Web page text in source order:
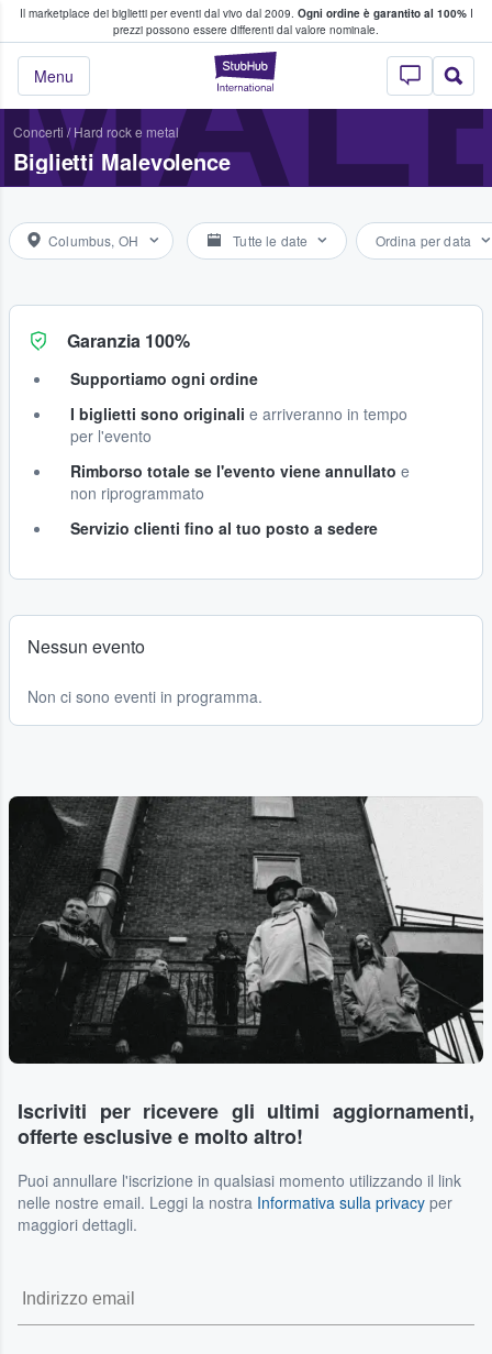
Il marketplace dei biglietti per eventi dal vivo dal 2009. Ogni ordine è garantito al 100%I
prezzi possono essere differenti dal valore nominale.
StubHub - Dove
Menu
fan comprano e vendono biglietti
Concerti / Hard rock e metal
Biglietti Malevolence
Columbus, OH Tutte le date Ordina per data
Garanzia 100%
Supportiamo ogni ordine
I biglietti sono originali e arriveranno in tempo
per l'evento
Rimborso totale se l'evento viene annullato e
non riprogrammato
Servizio clienti fino al tuo posto a sedere
Nessun evento
Non ci sono eventi in programma.
Iscriviti per ricevere gli ultimi aggiornamenti,
offerte esclusive e molto altro!
Puoi annullare l'iscrizione in qualsiasi momento utilizzando il link
nelle nostre email. Leggi la nostra Informativa sulla privacy per
maggiori dettagli.